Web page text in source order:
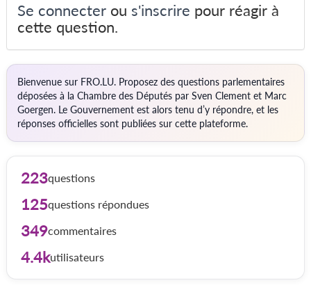
Se connecter ou s'inscrire pour réagir à
cette question.
Bienvenue sur FRO.LU. Proposez des questions parlementaires
déposées à la Chambre des Députés par Sven Clement et Marc
Goergen. Le Gouvernement est alors tenu d’y répondre, et les
réponses officielles sont publiées sur cette plateforme.
223questions
125questions répondues
349commentaires
4.4kutilisateurs